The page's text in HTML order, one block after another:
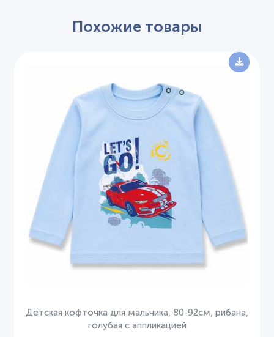
Похожие товары
Детская кофточка для мальчика, 80-92см, рибана,
голубая с аппликацией